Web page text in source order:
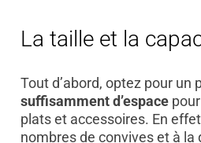
La taille et la
Tout d’abord, optez pour un
suffisamment d’espacepour
plats et accessoires. En
nombres de convives et à